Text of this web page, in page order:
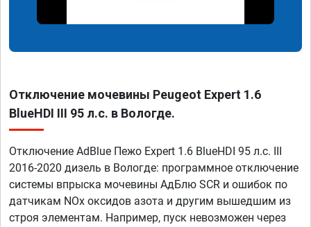
Отключение мочевины Peugeot Expert 1.6
BlueHDI III 95 л.с. в Вологде.
Отключение AdBlue Пежо Expert 1.6 BlueHDI 95 л.с. III
2016-2020 дизель в Вологде: программное отключение
системы впрыска мочевины АдБлю SCR и ошибок по
датчикам NOx оксидов азота и другим вышедшим из
строя элементам. Например, пуск невозможен через